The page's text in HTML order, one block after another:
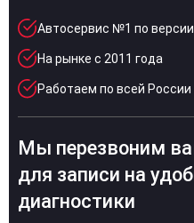
Автосервис №1 по
На рынке с 2011 года
Работаем по всей России
Мы перезвоним
для записи на
диагностики